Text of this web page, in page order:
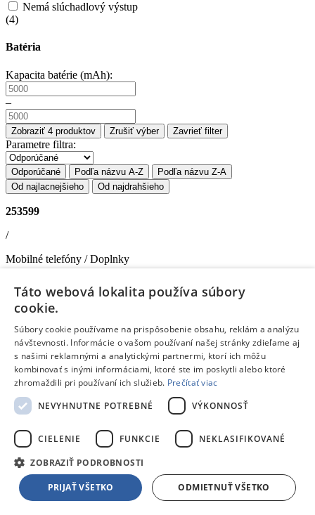
Nemá slúchadlový výstup
(4)
Batéria
Kapacita batérie (mAh):
–
Zobraziť 4 produktov Zrušiť výber Zavrieť filter
Parametre filtra:
Odporúčané Podľa názvu A-Z
Podľa názvu Z-A
Od najlacnejšieho
Od najdrahšieho
253599
/
Mobilné telefóny / Doplnky
smartfóny Samsung
Samsung Galaxy A37 5G 6/128GB DUOS Fialová + Samsung
Galaxy Fit3 ZADARMO- Mobilný telefón
Verzia OS: Android 16 •Veľkosť displeja: 6.7" •Mobilné siete
2G, 3G, 4G LTE, 5G •Vnútorná pamäť: 128 GB •
LED • GPS: áno •Wi-Fi: áno •Kapacita batérie: 5000 mAh
Doprava zdarma
Na objednávku
439,00 €
Táto webová lokalita používa súbory
cookie.
Súbory cookie používame na prispôsobenie obsahu, reklám a analýzu
návštevnosti. Informácie o vašom používaní našej stránky zdieľame aj
s našimi reklamnými a analytickými partnermi, ktorí ich môžu
kombinovať s inými informáciami, ktoré ste im poskytli alebo ktoré
zhromaždili pri používaní ich služieb. Prečítať viac
NEVYHNUTNE POTREBNÉ
VÝKONNOSŤ
CIELENIE FUNKCIE NEKLASIFIKOVANÉ
ZOBRAZIŤ PODROBNOSTI
PRIJAŤ VŠETKO ODMIETNUŤ VŠETKO